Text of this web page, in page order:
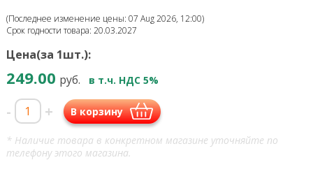
(Последнее изменение цены: 07 Aug 2026, 12:00)
Срок годности товара: 20.03.2027
Цена(за 1шт.):
249.00 руб. в т.ч. НДС 5%
- + В корзину
* Наличие товара в конкретном магазине уточняйте по
телефону этого магазина.